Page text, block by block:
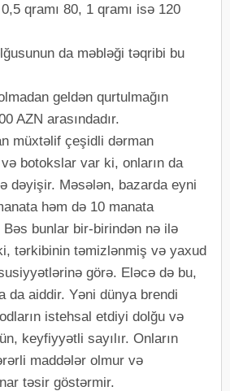
qramı 80, 1 qramı isə 120
da məbləği təqribi bu
geldən qurtulmağın
AZN arasındadır.
müxtəlif çeşidli dərman
botokslar var ki, onların da
dəyişir. Məsələn, bazarda eyni
həm də 10 manata
Bəs bunlar bir-birindən nə ilə
tərkibinin təmizlənmiş və yaxud
görə. Eləcə də bu,
da aiddir. Yəni dünya brendi
istehsal etdiyi dolğu və
keyfiyyətli sayılır. Onların
maddələr olmur və
təsir göstərmir.